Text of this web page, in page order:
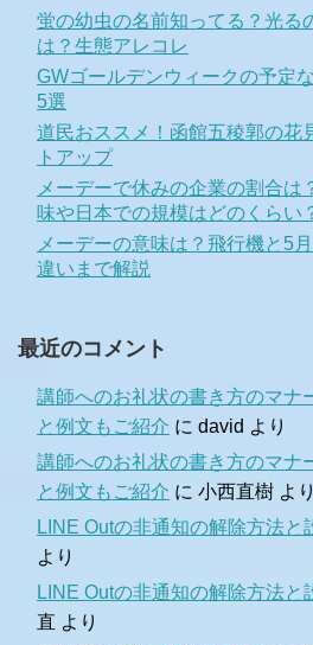
蛍の幼虫の名前知ってる？光る
は？生態アレコレ
GWゴールデンウィークの予定
5選
道民おススメ！函館五稜郭の花
トアップ
メーデーで休みの企業の割合は
味や日本での規模はどのくらい
メーデーの意味は？飛行機と5
違いまで解説
最近のコメント
講師へのお礼状の書き方のマ
と例文もご紹介 に david より
講師へのお礼状の書き方のマ
と例文もご紹介 に 小西直樹 より
LINE Outの非通知の解除方法と
より
LINE Outの非通知の解除方法と
直 より